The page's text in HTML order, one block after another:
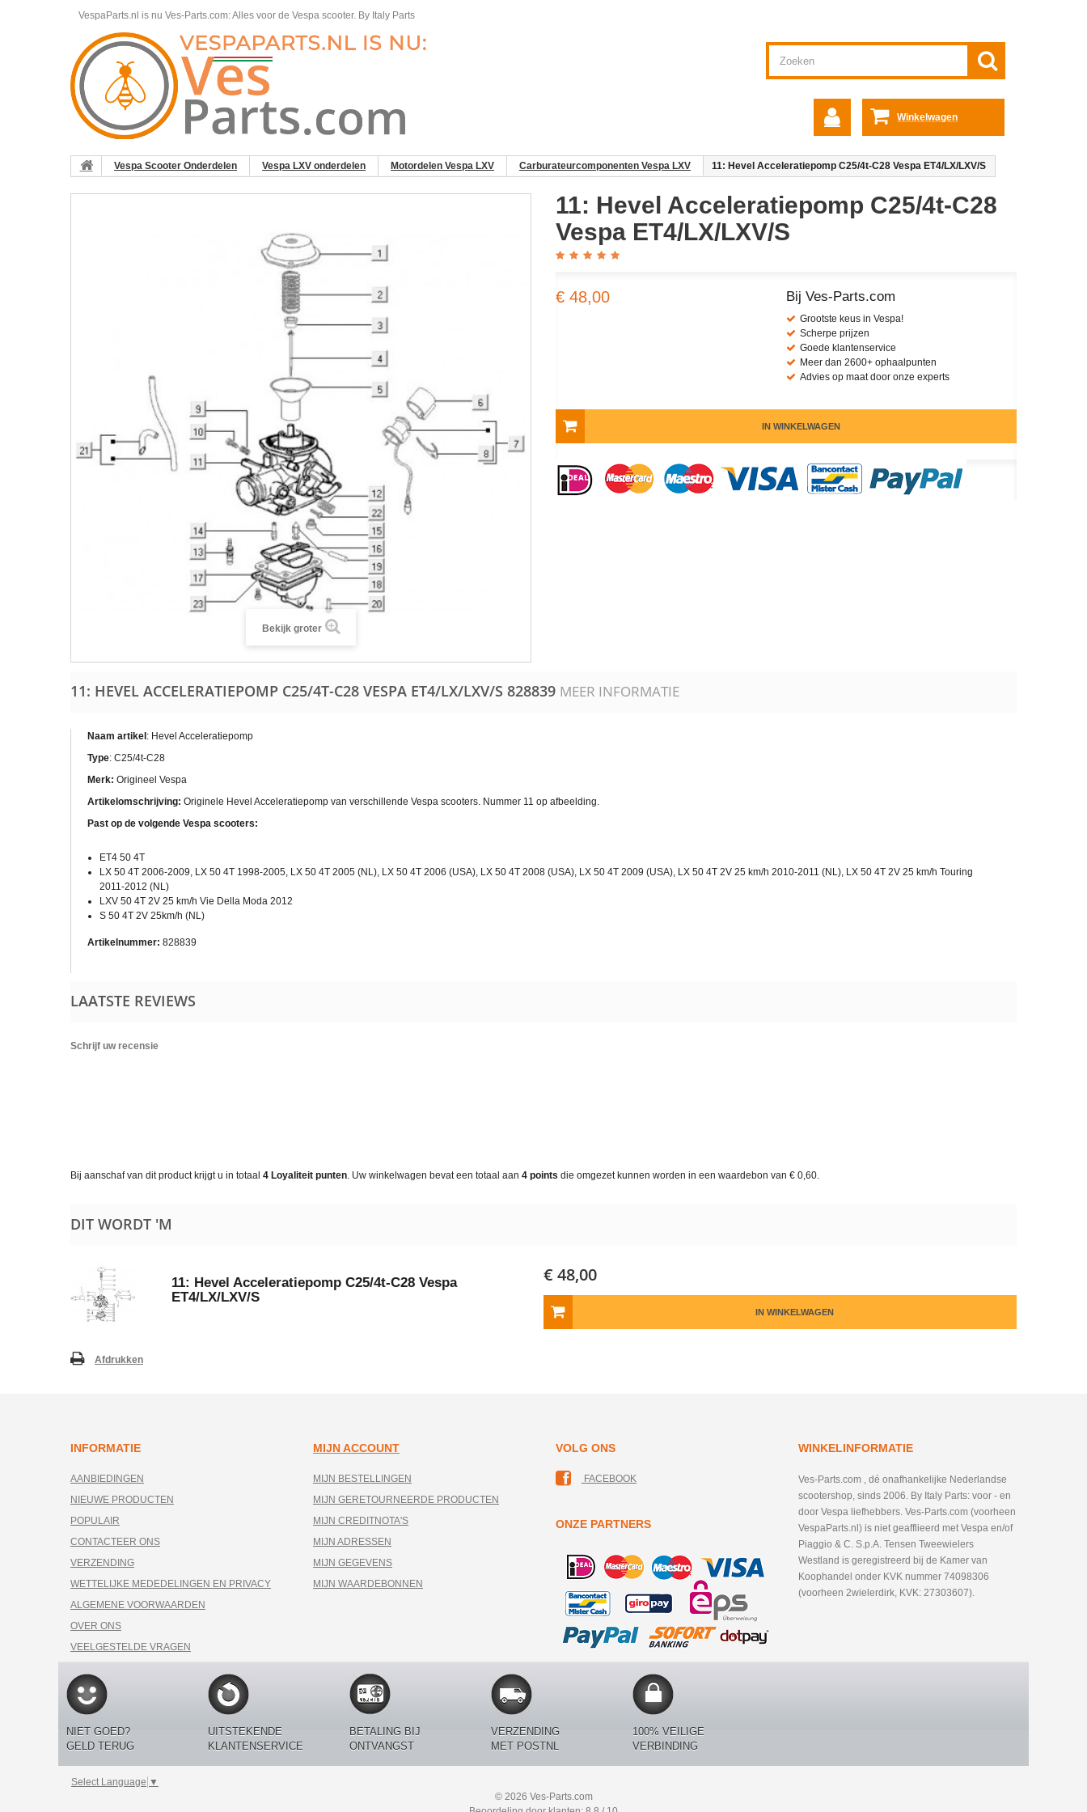
VespaParts.nl is nu Ves-Parts.com: Alles voor de Vespa scooter. By Italy Parts
Winkelwagen
Vespa Scooter Onderdelen Vespa LXV onderdelen Motordelen Vespa LXV Carburateurcomponenten Vespa LXV 11: Hevel Acceleratiepomp C25/4t-C28 Vespa ET4/LX/LXV/S
Bekijk groter
11: Hevel Acceleratiepomp C25/4t-C28
Vespa ET4/LX/LXV/S
€ 48,00 Bij Ves-Parts.com
Grootste keus in Vespa!
Scherpe prijzen
Goede klantenservice
Meer dan 2600+ ophaalpunten
Advies op maat door onze experts
IN WINKELWAGEN
11: HEVEL ACCELERATIEPOMP C25/4T-C28 VESPA ET4/LX/LXV/S 828839 MEER INFORMATIE
Naam artikel : Hevel Acceleratiepomp
Type: C25/4t-C28
Merk: Origineel Vespa
Artikelomschrijving: Originele Hevel Acceleratiepomp van verschillende Vespa scooters. Nummer 11 op afbeelding.
Past op de volgende Vespa scooters:
ET4 50 4T
LX 50 4T 2006-2009, LX 50 4T 1998-2005, LX 50 4T 2005 (NL), LX 50 4T 2006 (USA), LX 50 4T 2008 (USA), LX 50 4T 2009 (USA), LX 50 4T 2V 25 km/h 2010-2011 (NL), LX 50 4T 2V 25 km/h Touring
2011-2012 (NL)
LXV 50 4T 2V 25 km/h Vie Della Moda 2012
S 50 4T 2V 25km/h (NL)
Artikelnummer: 828839
LAATSTE REVIEWS
Schrijf uw recensie
Bij aanschaf van dit product krijgt u in totaal 4 Loyaliteit punten. Uw winkelwagen bevat een totaal aan 4 points die omgezet kunnen worden in een waardebon van € 0,60.
DIT WORDT 'M
11: Hevel Acceleratiepomp C25/4t-C28 Vespa
ET4/LX/LXV/S
€ 48,00
IN WINKELWAGEN
Afdrukken
INFORMATIE
AANBIEDINGEN
NIEUWE PRODUCTEN
POPULAIR
CONTACTEER ONS
VERZENDING
WETTELIJKE MEDEDELINGEN EN PRIVACY
ALGEMENE VOORWAARDEN
OVER ONS
VEELGESTELDE VRAGEN
MIJN ACCOUNT
MIJN BESTELLINGEN
MIJN GERETOURNEERDE PRODUCTEN
MIJN CREDITNOTA'S
MIJN ADRESSEN
MIJN GEGEVENS
MIJN WAARDEBONNEN
VOLG ONS
FACEBOOK
ONZE PARTNERS
WINKELINFORMATIE
Ves-Parts.com , dé onafhankelijke Nederlandse
scootershop, sinds 2006. By Italy Parts: voor - en
door Vespa liefhebbers. Ves-Parts.com (voorheen
VespaParts.nl) is niet geafflieerd met Vespa en/of
Piaggio & C. S.p.A. Tensen Tweewielers
Westland is geregistreerd bij de Kamer van
Koophandel onder KVK nummer 74098306
(voorheen 2wielerdirk, KVK: 27303607).
NIET GOED?
GELD TERUG
UITSTEKENDE
KLANTENSERVICE
BETALING BIJ
ONTVANGST
VERZENDING
MET POSTNL
100% VEILIGE
VERBINDING
Select Language ▼
© 2026 Ves-Parts.com